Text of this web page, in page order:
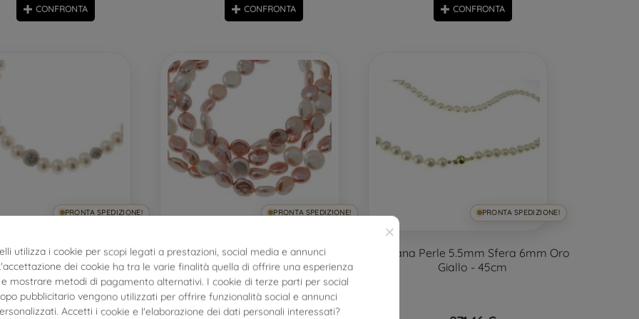
CONFRONTA CONFRONTA CONFRONTA
PRONTA SPEDIZIONE!
6.50mm e Sfere Scalare
Chiusura occhiello a molla
PRONTA SPEDIZIONE!
Collana Lunga 112cm Perle Rosa a
bottone senza chiusura
PRONTA SPEDIZIONE!
Collana Perle 5.5mm Sfera 6mm Oro
Giallo - 45cm
×
utilizza i cookie per scopi legati a prestazioni, social media e annunci
dei cookie ha tra le varie finalità quella di offrire una esperienza
mostrare metodi di pagamento alternativi. I cookie di terze parti per social
pubblicitario vengono utilizzati per offrire funzionalità social e annunci
Accetti i cookie e l'elaborazione dei dati personali interessati?